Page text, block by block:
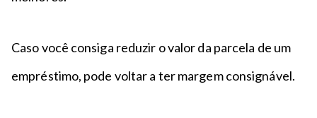
Caso você consiga reduzir o valor da parcela de um
empréstimo, pode voltar a ter margem consignável.